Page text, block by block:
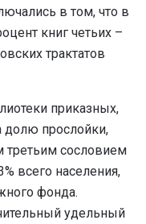
в том, что в
книг четьих –
трактатов
приказных,
долю прослойки,
третьим сословием
всего населения,
фонда.
удельный